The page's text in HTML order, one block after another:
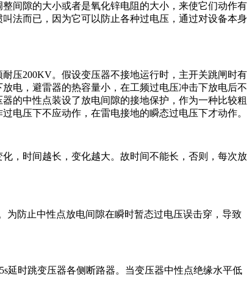
间隙的大小或者是氧化锌电阻的大小，来使它们动作有
法而已，因为它可以防止各种过电压，通过对设备本身
压200KV。假设变压器不接地运行时，主开关跳闸时有
电，避雷器的热容量小，在工频过电压冲击下放电后不
的中性点装设了放电间隙的接地保护，作为一种比较粗
电压下不应动作，在雷电接地的瞬态过电压下才动作。
，时间越长，变化越大。故时间不能长，否则，每次放
为防止中性点放电间隙在瞬时暂态过电压误击穿，导致
延时跳变压器各侧断路器。当变压器中性点绝缘水平低